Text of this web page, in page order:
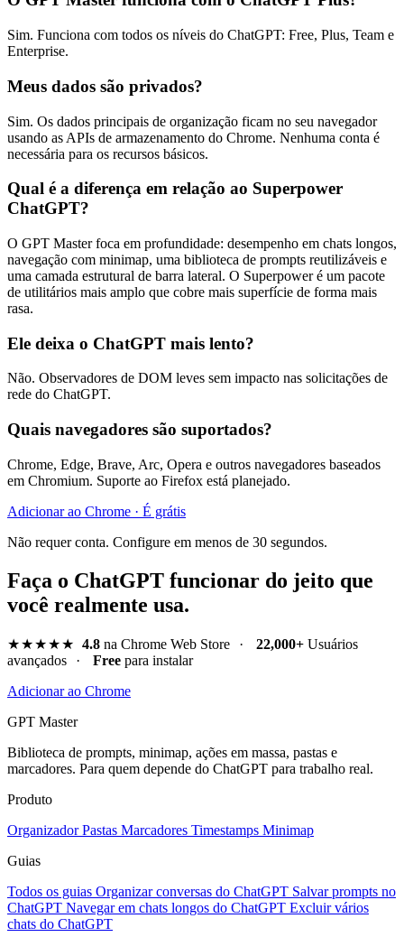
Sim. Funciona com todos os níveis do ChatGPT: Free, Plus, Team e
Enterprise.
Meus dados são privados?
Sim. Os dados principais de organização ficam no seu navegador
usando as APIs de armazenamento do Chrome. Nenhuma conta é
necessária para os recursos básicos.
Qual é a diferença em relação ao Superpower
ChatGPT?
O GPT Master foca em profundidade: desempenho em chats longos,
navegação com minimap, uma biblioteca de prompts reutilizáveis e
uma camada estrutural de barra lateral. O Superpower é um pacote
de utilitários mais amplo que cobre mais superfície de forma mais
rasa.
Ele deixa o ChatGPT mais lento?
Não. Observadores de DOM leves sem impacto nas solicitações de
rede do ChatGPT.
Quais navegadores são suportados?
Chrome, Edge, Brave, Arc, Opera e outros navegadores baseados
em Chromium. Suporte ao Firefox está planejado.
Adicionar ao Chrome · É grátis
Não requer conta. Configure em menos de 30 segundos.
Faça o ChatGPT funcionar do jeito que
você realmente usa.
★★★★★ 4.8na Chrome Web Store · 22,000+Usuários
avançados
· Free para instalar
Adicionar ao Chrome
GPT Master
Biblioteca de prompts, minimap, ações em massa, pastas e
marcadores. Para quem depende do ChatGPT para trabalho real.
Produto
OrganizadorPastas Marcadores Timestamps Minimap
Guias
Todos os guias Organizar conversas do ChatGPT Salvar prompts no
ChatGPT Navegar em chats longos do ChatGPT Excluir vários
chats do ChatGPT